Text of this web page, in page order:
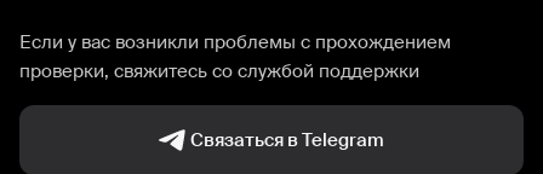
Если у вас возникли проблемы с прохождением
проверки, свяжитесь со службой поддержки
Связаться в Telegram